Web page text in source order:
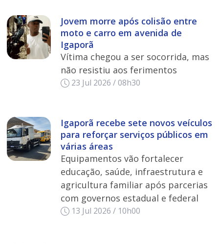
Jovem morre após colisão entre
moto e carro em avenida de
Igaporã
Vítima chegou a ser socorrida, mas
não resistiu aos ferimentos
23 Jul 2026 / 08h30
Igaporã recebe sete novos veículos
para reforçar serviços públicos em
várias áreas
Equipamentos vão fortalecer
educação, saúde, infraestrutura e
agricultura familiar após parcerias
com governos estadual e federal
13 Jul 2026 / 10h00